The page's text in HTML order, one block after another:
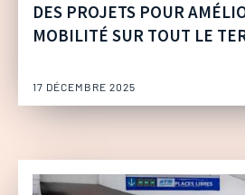
DES PROJETS POUR
MOBILITÉ SUR TOUT LE
17 DÉCEMBRE 2025